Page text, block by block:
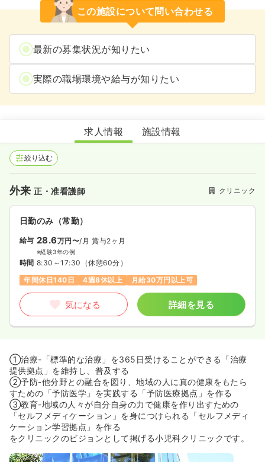
この施設について問い合わせる
最新の募集状況が知りたい
実際の職場環境や給与が知りたい
キャップスクリニック八千代緑が丘
求人情報 施設情報
絞り込む
外来正・准看護師 クリニック
日勤のみ（常勤）
給与 28.6万円〜/月 賞与2ヶ月
※経験3年の例
時間 8:30～17:30 （休憩60分）
年間休日140日
4週8休以上 月給30万円以上可
気になる 詳細を見る
①治療-「標準的な治療」を365日受けることができる「治療
提供拠点」を維持し、普及する
②予防-他分野との融合を図り、地域の人に真の健康をもたら
すための「予防医学」を実践する「予防医療拠点」を作る
③教育-地域の人々が自分自身の力で健康を作り出すための
「セルフメディケーション」を身につけられる「セルフメディ
ケーション学習拠点」を作る
をクリニックのビジョンとして掲げる小児科クリニックです。